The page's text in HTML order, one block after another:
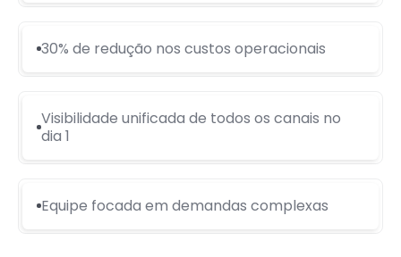
30% de redução nos custos operacionais
Visibilidade unificada de todos os canais no
dia 1
Equipe focada em demandas complexas